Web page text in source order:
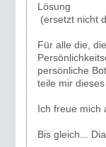
Lösung
(ersetzt nicht
Für alle die,
persönliche
teile mir
Ich freue mich
Bis gleich...